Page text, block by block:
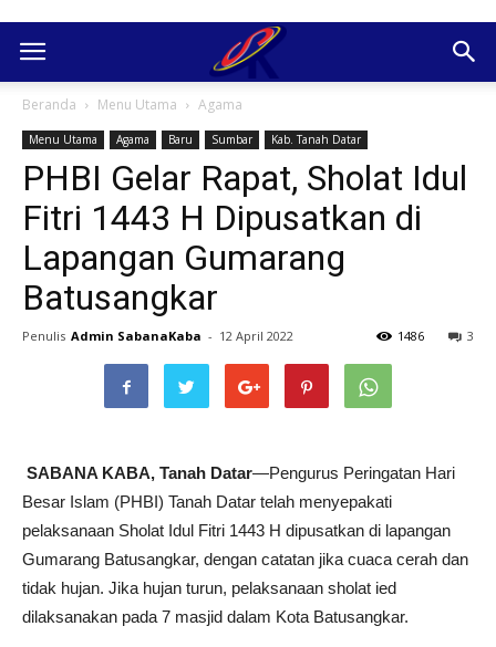
Beranda Menu Utama Agama
Menu Utama Agama Baru Sumbar Kab. Tanah Datar
PHBI Gelar Rapat, Sholat Idul
Fitri 1443 H Dipusatkan di
Lapangan Gumarang
Batusangkar
Penulis Admin SabanaKaba - 12 April 2022 3
1486
SABANA KABA, Tanah Datar—Pengurus Peringatan Hari
Besar Islam (PHBI) Tanah Datar telah menyepakati
pelaksanaan Sholat Idul Fitri 1443 H dipusatkan di lapangan
Gumarang Batusangkar, dengan catatan jika cuaca cerah dan
tidak hujan. Jika hujan turun, pelaksanaan sholat ied
dilaksanakan pada 7 masjid dalam Kota Batusangkar.